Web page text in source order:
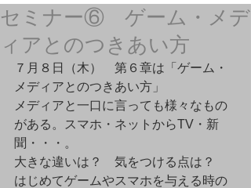
セミナー⑥ ゲーム・メデ
ィアとのつきあい方
７月８日（木）　第６章は「ゲーム・
メディアとのつきあい方」
メディアと一口に言っても様々なもの
がある。スマホ・ネットからTV・新
聞・・・。
大きな違いは？　気をつける点は？
はじめてゲームやスマホを与える時の